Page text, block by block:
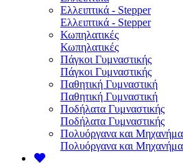
Ελλειπτικά - Stepper
Ελλειπτικά - Stepper
Κωπηλατικές
Κωπηλατικές
Πάγκοι Γυμναστικής
Πάγκοι Γυμναστικής
Παθητική Γυμναστική
Παθητική Γυμναστική
Ποδήλατα Γυμναστικής
Ποδήλατα Γυμναστικής
Πολυόργανα και
Πολυόργανα και